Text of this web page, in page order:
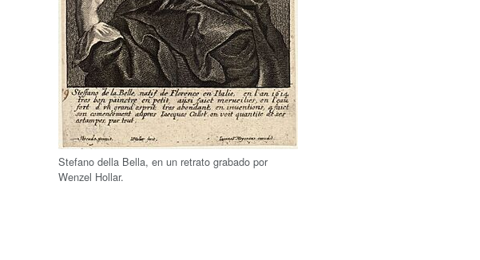
Stefano della Bella, en un retrato grabado por
Wenzel Hollar.